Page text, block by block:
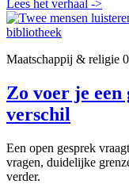
Lees het verhaal ->
Maatschappij & religie
Zo voer je een
verschil
Een open gesprek
vragen, duidelijke
verder.